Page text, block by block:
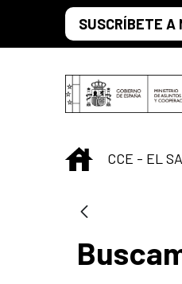
Saltar al contenido principal
SUSCRÍBETE A
INICIO
CCE - EL